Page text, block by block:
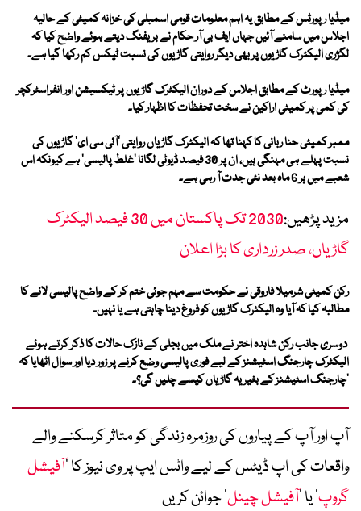
میڈیا رپورٹس کے مطابق یہ اہم معلومات قومی اسمبلی کی خزانہ کمیٹی کے حالیہ
اجلاس میں سامنے آئیں جہاں ایف بی آر حکام نے بریفنگ دیتے ہوئے واضح کیا کہ
لگژری الیکٹرک گاڑیوں پر بھی دیگر روایتی گاڑیوں کی نسبت ٹیکس کم رکھا گیا ہے۔
میڈیا رپورٹ کے مطابق اجلاس کے دوران الیکٹرک گاڑیوں پر ٹیکسیشن اور انفراسٹرکچر
کی کمی پر کمیٹی اراکین نے سخت تحفظات کا اظہار کیا۔
ممبر کمیٹی حنا ربانی کا کہنا تھا کہ الیکٹرک گاڑیاں روایتی ’آئی سی ای‘ گاڑیوں کی
نسبت پہلے ہی مہنگی ہیں، ان پر 30 فیصد ڈیوٹی لگانا ’غلط پالیسی‘ ہے کیونکہ اس
شعبے میں ہر 6 ماہ بعد نئی جدت آ رہی ہے۔
مزید پڑھیں:
2030 تک پاکستان میں 30 فیصد الیکٹرک
گاڑیاں، صدر زرداری کا بڑا اعلان
رکن کمیٹی شرمیلا فاروقی نے حکومت سے مہم جوئی ختم کر کے واضح پالیسی لانے کا
مطالبہ کیا کہ آیا وہ الیکٹرک گاڑیوں کو فروغ دینا چاہتی ہے یا نہیں۔
دوسری جانب رکن شاہدہ اختر نے ملک میں بجلی کے نازک حالات کا ذکر کرتے ہوئے
الیکٹرک چارجنگ اسٹیشنز کے لیے فوری پالیسی وضع کرنے پر زور دیا اور سوال اٹھایا کہ
’چارجنگ اسٹیشنز کے بغیر یہ گاڑیاں کیسے چلیں گی؟۔
آپ اور آپ کے پیاروں کی روزمرہ زندگی کو متاثر کرسکنے والے
واقعات کی اپ ڈیٹس کے لیے واٹس ایپ پر وی نیوز کا ’آفیشل
گروپ‘ یا ’آفیشل چینل‘ جوائن کریں